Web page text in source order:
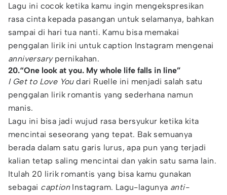
Lagu ini cocok ketika kamu ingin mengekspresikan
rasa cinta kepada pasangan untuk selamanya, bahkan
sampai di hari tua nanti. Kamu bisa memakai
penggalan lirik ini untuk caption Instagram mengenai
anniversarypernikahan.
20.“One look at you. My whole life falls in line”
I Get to Love Youdari Ruelle ini menjadi salah satu
penggalan lirik romantis yang sederhana namun
manis.
Lagu ini bisa jadi wujud rasa bersyukur ketika kita
mencintai seseorang yang tepat. Bak semuanya
berada dalam satu garis lurus, apa pun yang terjadi
kalian tetap saling mencintai dan yakin satu sama lain.
Itulah 20 lirik romantis yang bisa kamu gunakan
sebagai captionInstagram. Lagu-lagunya anti-